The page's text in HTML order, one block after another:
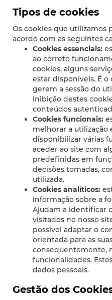
Tipos de cookies
Os cookies que utilizamos
acordo com as seguintes
Cookies essenciais:
ao correto
cookies, alguns
estar disponíveis. É o
gerem a sessão do
inibição destes
conteúdos
Cookies funcionais:
melhorar a utilização
disponibilizar várias
aceder ao site com
predefinidas em
decisões tomadas,
utilizada.
Cookies analíticos:
informação sobre a
Ajudam a identificar
visitados no nosso
possível adaptar o
orientada para as
consequentemente,
funcionalidades.
dados pessoais.
Gestão dos